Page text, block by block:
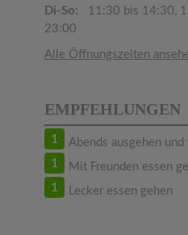
Di-So:
11:30 bis 14:30,
23:00
Alle Öffnungszeiten
EMPFEHLUNGEN
1 Abends ausgehen
1 Mit Freunden essen
1 Lecker essen gehen